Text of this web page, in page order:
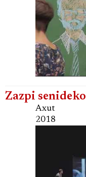
Zazpi senideko
Axut
2018